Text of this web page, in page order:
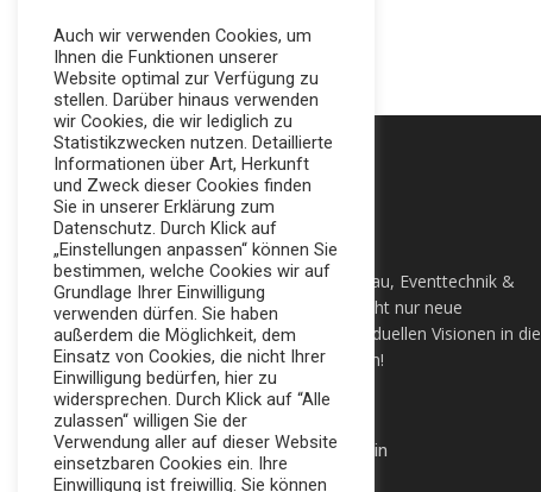
Ihre All-In-One Agentur für Messebau, Eventtechnik &
Sonderbau in Berlin. Wir setzten nicht nur neue
Maßstäbe, sondern auch ihre individuellen Visionen in die
Tat um. Lassen sie sich Überzeugen!
+49 (0) 30 924 0 95 97
Apollofalterallee 98, 12683 Berlin
info@broker-gmbh.de
Auch wir verwenden Cookies, um
Ihnen die Funktionen unserer
Website optimal zur Verfügung zu
stellen. Darüber hinaus verwenden
wir Cookies, die wir lediglich zu
Statistikzwecken nutzen. Detaillierte
Informationen über Art, Herkunft
und Zweck dieser Cookies finden
Sie in unserer Erklärung zum
Datenschutz. Durch Klick auf
„Einstellungen anpassen“ können Sie
bestimmen, welche Cookies wir auf
Grundlage Ihrer Einwilligung
verwenden dürfen. Sie haben
außerdem die Möglichkeit, dem
Einsatz von Cookies, die nicht Ihrer
Einwilligung bedürfen, hier zu
widersprechen. Durch Klick auf “Alle
zulassen“ willigen Sie der
Verwendung aller auf dieser Website
einsetzbaren Cookies ein. Ihre
Einwilligung ist freiwillig. Sie können